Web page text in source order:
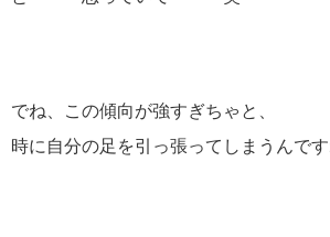
でね、この傾向が強すぎちゃと、
時に自分の足を引っ張ってしまうんです